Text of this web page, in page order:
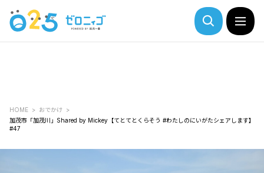
HOME
おでかけ
加茂市「加茂川」Shared by Mickey【てとてとくらそう #わたしのにいがたシェアします】
#47